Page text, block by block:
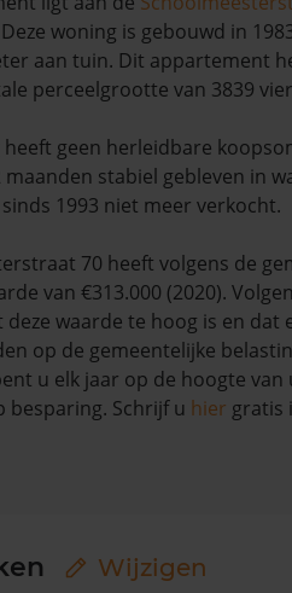
woning is gebouwd in
aan tuin. Dit appartement
perceelgrootte van 3839
heeft geen herleidbare
maanden stabiel gebleven in
1993 niet meer verkocht.
70 heeft volgens de
van €313.000 (2020).
deze waarde te hoog is en dat
op de gemeentelijke
u elk jaar op de hoogte van
besparing. Schrijf u hier gratis
Wijzigen